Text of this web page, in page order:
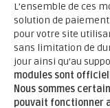
L’ensemble de ces
solution de
pour votre site
sans limitation de
jour ainsi qu’au
modules sont
Nous sommes
pouvait fonctionner